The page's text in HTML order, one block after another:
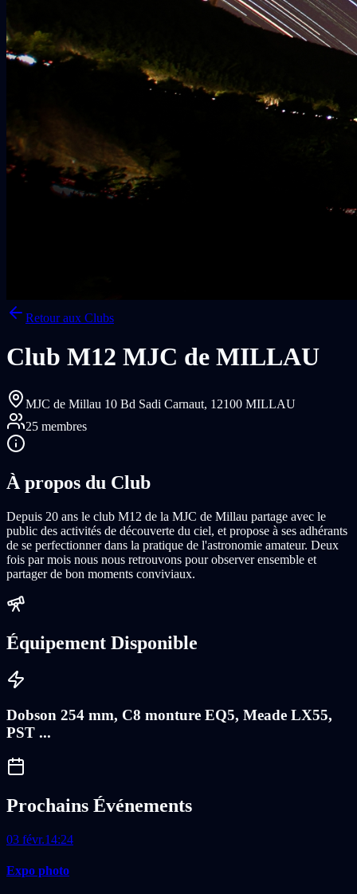
Retour aux Clubs
Club M12 MJC de MILLAU
MJC de Millau 10 Bd Sadi Carnaut, 12100 MILLAU
25 membres
À propos du Club
Depuis 20 ans le club M12 de la MJC de Millau partage avec le
public des activités de découverte du ciel, et propose à ses adhérants
de se perfectionner dans la pratique de l'astronomie amateur. Deux
fois par mois nous nous retrouvons pour observer ensemble et
partager de bon moments conviviaux.
Équipement Disponible
Dobson 254 mm, C8 monture EQ5, Meade LX55,
PST ...
Prochains Événements
03 févr.14:24
Expo photo